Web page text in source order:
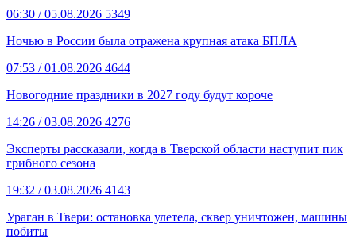
06:30 / 05.08.2026 5349
Ночью в России была отражена крупная атака БПЛА
07:53 / 01.08.2026 4644
Новогодние праздники в 2027 году будут короче
14:26 / 03.08.2026 4276
Эксперты рассказали, когда в Тверской области наступит пик
грибного сезона
19:32 / 03.08.2026 4143
Ураган в Твери: остановка улетела, сквер уничтожен, машины
побиты